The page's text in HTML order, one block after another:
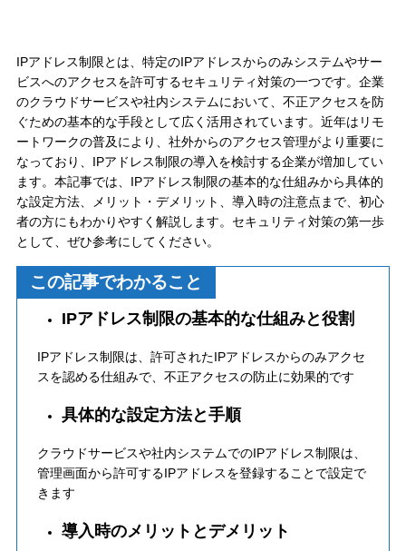
IPアドレス制限とは、特定のIPアドレスからのみシステムやサー
ビスへのアクセスを許可するセキュリティ対策の一つです。企業
のクラウドサービスや社内システムにおいて、不正アクセスを防
ぐための基本的な手段として広く活用されています。近年はリモ
ートワークの普及により、社外からのアクセス管理がより重要に
なっており、IPアドレス制限の導入を検討する企業が増加してい
ます。本記事では、IPアドレス制限の基本的な仕組みから具体的
な設定方法、メリット・デメリット、導入時の注意点まで、初心
者の方にもわかりやすく解説します。セキュリティ対策の第一歩
として、ぜひ参考にしてください。
この記事でわかること
IPアドレス制限の基本的な仕組みと役割
IPアドレス制限は、許可されたIPアドレスからのみアクセ
スを認める仕組みで、不正アクセスの防止に効果的です
具体的な設定方法と手順
クラウドサービスや社内システムでのIPアドレス制限は、
管理画面から許可するIPアドレスを登録することで設定で
きます
導入時のメリットとデメリット